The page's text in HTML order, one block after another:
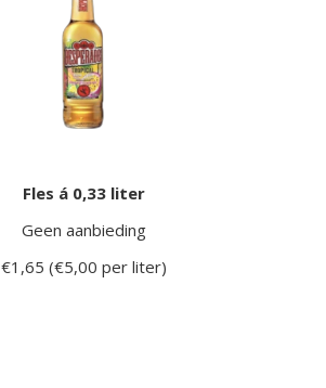
Fles á 0,33 liter
Geen aanbieding
€1,65 (€5,00 per liter)